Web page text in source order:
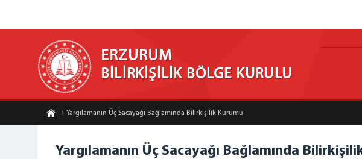
ERZURUM
BİLİRKİŞİLİK BÖLGE KURULU
Yargılamanın Üç Sacayağı Bağlamında Bilirkişilik Kurumu
Yargılamanın Üç Sacayağı Bağlamında